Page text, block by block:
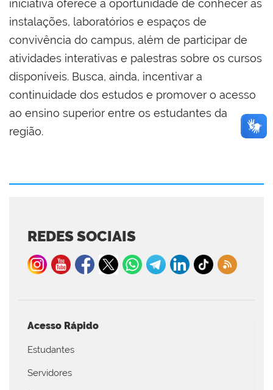
iniciativa oferece a oportunidade de conhecer as
instalações, laboratórios e espaços de
convivência do campus, além de participar de
atividades interativas e palestras sobre os cursos
disponíveis. Busca, ainda, incentivar a
continuidade dos estudos e promover o acesso
ao ensino superior entre os estudantes da
região.
REDES SOCIAIS
Acesso Rápido
Estudantes
Servidores